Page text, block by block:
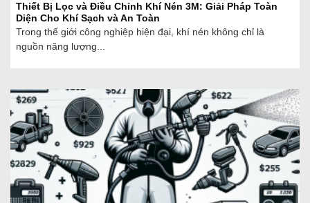
Thiết Bị Lọc và Điều Chỉnh Khí Nén 3M: Giải Pháp Toàn
Diện Cho Khí Sạch và An Toàn
Trong thế giới công nghiệp hiện đại, khí nén không chỉ là
nguồn năng lượng...